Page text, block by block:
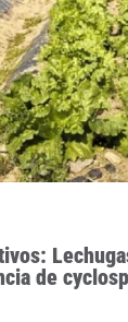
de